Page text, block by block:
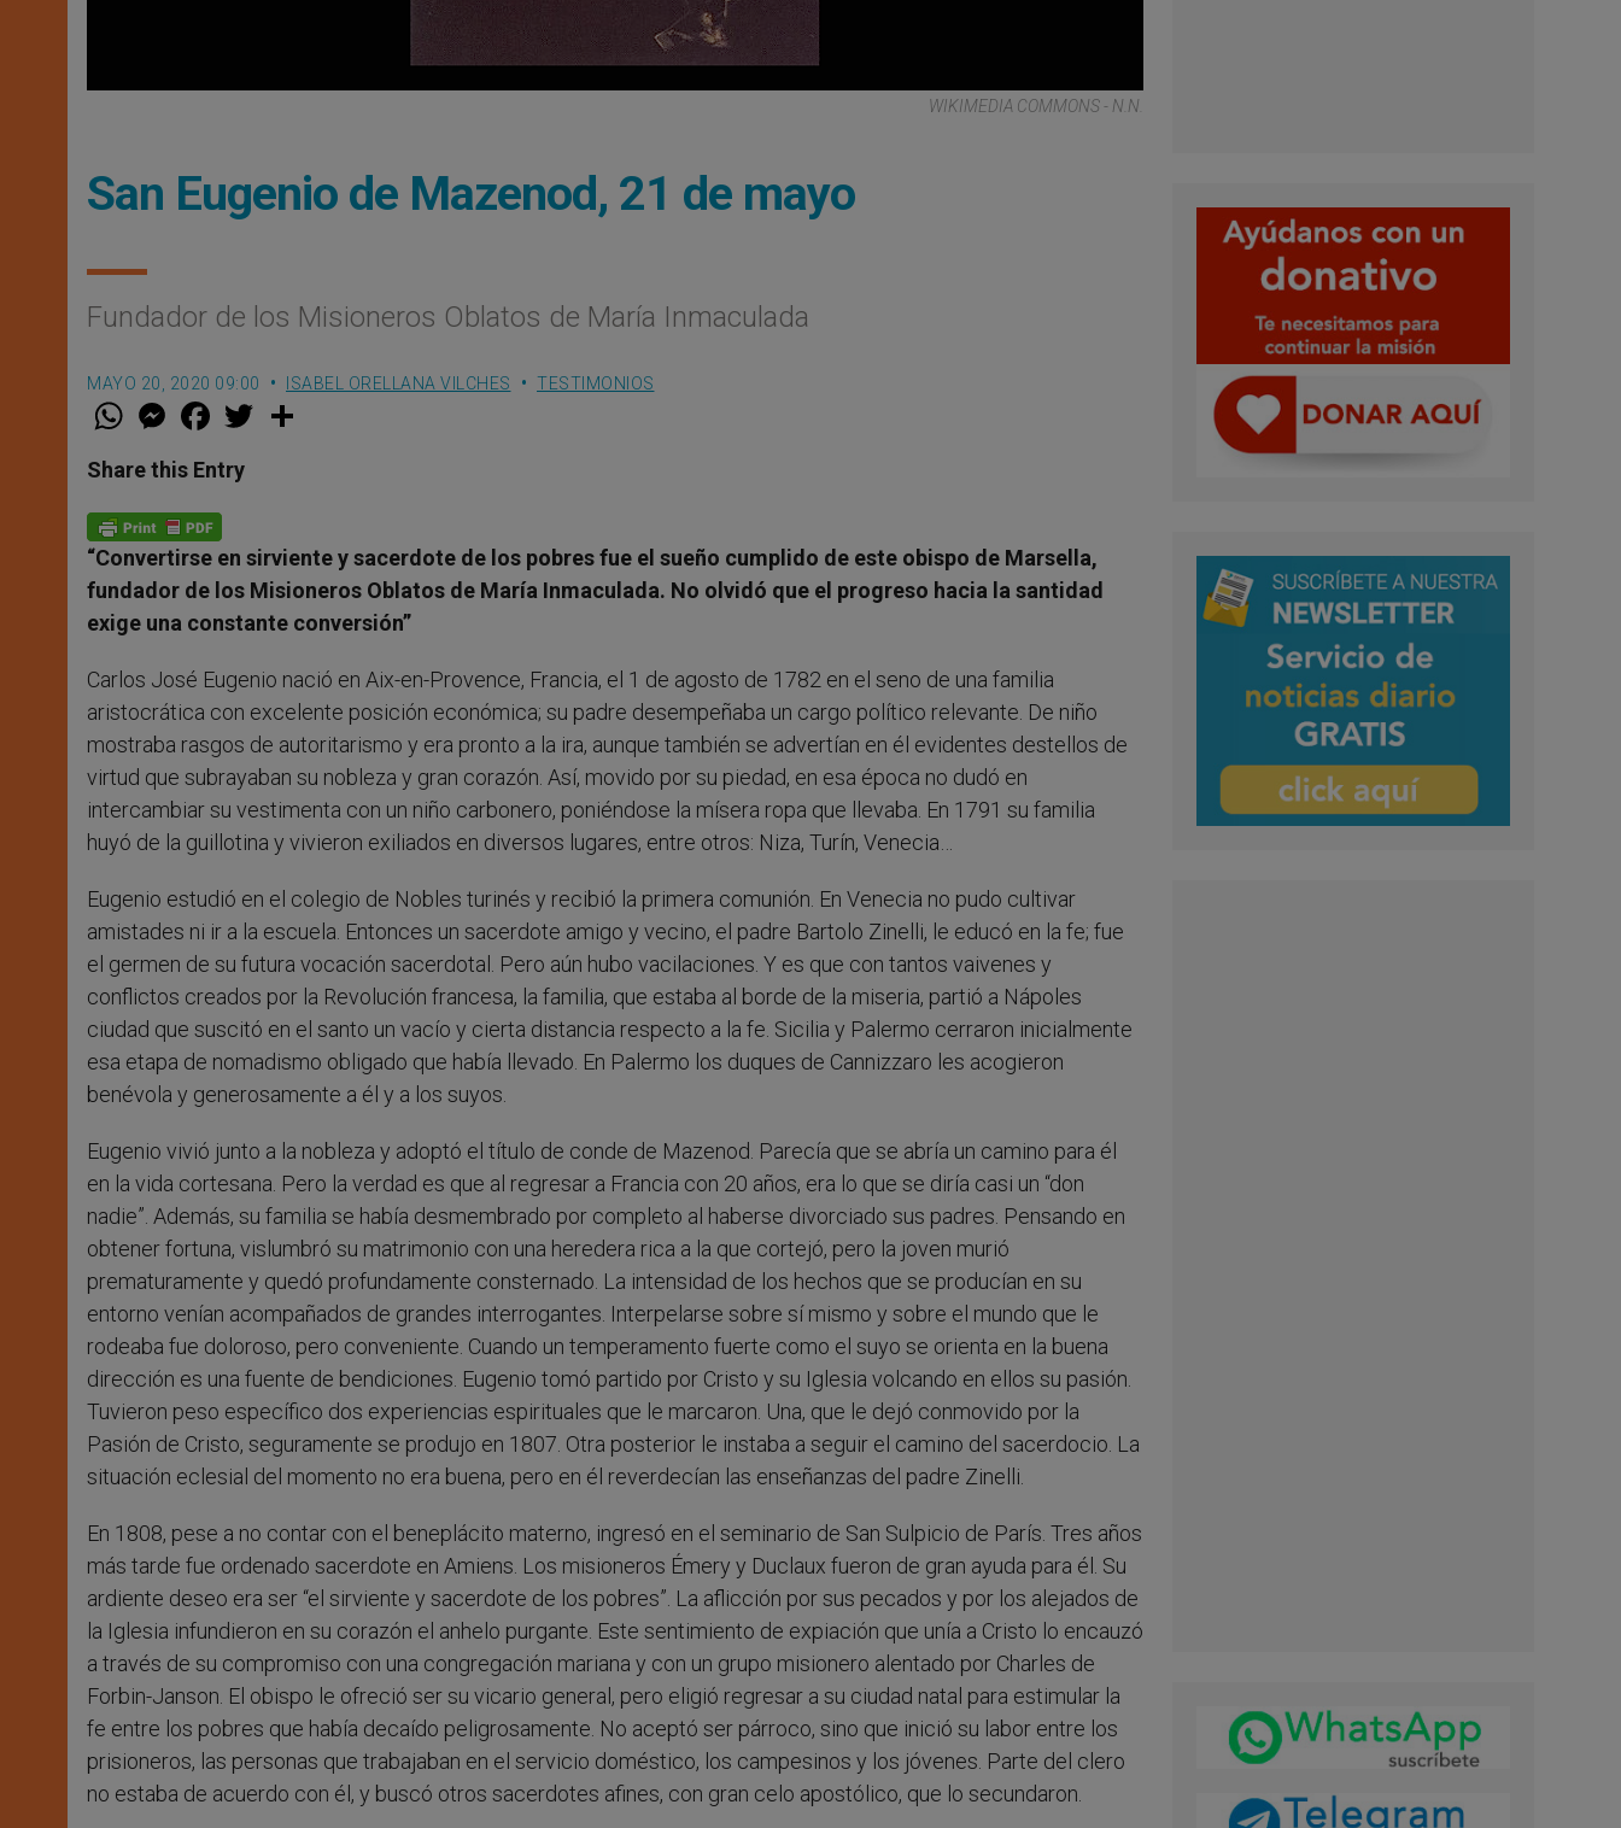
WIKIMEDIA COMMONS - N.N.
San Eugenio de Mazenod, 21 de mayo
Fundador de los Misioneros Oblatos de María Inmaculada
MAYO 20, 2020 09:00 ISABEL ORELLANA VILCHES TESTIMONIOS
W
t
s
p
p
M
e
s
e
g
e
r
F
a
e
b
o
k
w
Share this Entry
“Convertirse en sirviente y sacerdote de los pobres fue el sueño cumplido de este obispo de Marsella,
fundador de los Misioneros Oblatos de María Inmaculada. No olvidó que el progreso hacia la santidad
exige una constante conversión”
Carlos José Eugenio nació en Aix-en-Provence, Francia, el 1 de agosto de 1782 en el seno de una familia
aristocrática con excelente posición económica; su padre desempeñaba un cargo político relevante. De niño
mostraba rasgos de autoritarismo y era pronto a la ira, aunque también se advertían en él evidentes destellos de
virtud que subrayaban su nobleza y gran corazón. Así, movido por su piedad, en esa época no dudó en
intercambiar su vestimenta con un niño carbonero, poniéndose la mísera ropa que llevaba. En 1791 su familia
huyó de la guillotina y vivieron exiliados en diversos lugares, entre otros: Niza, Turín, Venecia…
Eugenio estudió en el colegio de Nobles turinés y recibió la primera comunión. En Venecia no pudo cultivar
amistades ni ir a la escuela. Entonces un sacerdote amigo y vecino, el padre Bartolo Zinelli, le educó en la fe; fue
el germen de su futura vocación sacerdotal. Pero aún hubo vacilaciones. Y es que con tantos vaivenes y
conflictos creados por la Revolución francesa, la familia, que estaba al borde de la miseria, partió a Nápoles
ciudad que suscitó en el santo un vacío y cierta distancia respecto a la fe. Sicilia y Palermo cerraron inicialmente
esa etapa de nomadismo obligado que había llevado. En Palermo los duques de Cannizzaro les acogieron
benévola y generosamente a él y a los suyos.
Eugenio vivió junto a la nobleza y adoptó el título de conde de Mazenod. Parecía que se abría un camino para él
en la vida cortesana. Pero la verdad es que al regresar a Francia con 20 años, era lo que se diría casi un “don
nadie”. Además, su familia se había desmembrado por completo al haberse divorciado sus padres. Pensando en
obtener fortuna, vislumbró su matrimonio con una heredera rica a la que cortejó, pero la joven murió
prematuramente y quedó profundamente consternado. La intensidad de los hechos que se producían en su
entorno venían acompañados de grandes interrogantes. Interpelarse sobre sí mismo y sobre el mundo que le
rodeaba fue doloroso, pero conveniente. Cuando un temperamento fuerte como el suyo se orienta en la buena
dirección es una fuente de bendiciones. Eugenio tomó partido por Cristo y su Iglesia volcando en ellos su pasión.
Tuvieron peso específico dos experiencias espirituales que le marcaron. Una, que le dejó conmovido por la
Pasión de Cristo, seguramente se produjo en 1807. Otra posterior le instaba a seguir el camino del sacerdocio. La
situación eclesial del momento no era buena, pero en él reverdecían las enseñanzas del padre Zinelli.
En 1808, pese a no contar con el beneplácito materno, ingresó en el seminario de San Sulpicio de París. Tres años
más tarde fue ordenado sacerdote en Amiens. Los misioneros Émery y Duclaux fueron de gran ayuda para él. Su
ardiente deseo era ser “el sirviente y sacerdote de los pobres”. La aflicción por sus pecados y por los alejados de
la Iglesia infundieron en su corazón el anhelo purgante. Este sentimiento de expiación que unía a Cristo lo encauzó
a través de su compromiso con una congregación mariana y con un grupo misionero alentado por Charles de
Forbin-Janson. El obispo le ofreció ser su vicario general, pero eligió regresar a su ciudad natal para estimular la
fe entre los pobres que había decaído peligrosamente. No aceptó ser párroco, sino que inició su labor entre los
prisioneros, las personas que trabajaban en el servicio doméstico, los campesinos y los jóvenes. Parte del clero
no estaba de acuerdo con él, y buscó otros sacerdotes afines, con gran celo apostólico, que lo secundaron.